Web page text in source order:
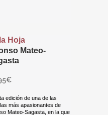
Hoja
Mateo-
€
edición de una de las
más apasionantes de
Mateo-Sagasta, en la que